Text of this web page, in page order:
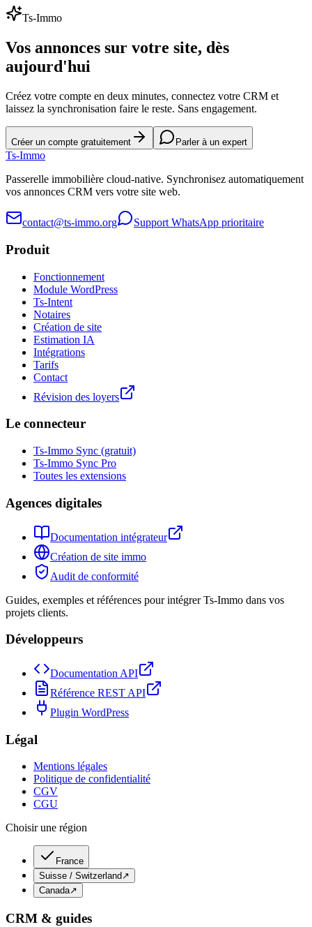
Ts-Immo
Vos annonces sur votre site, dès
aujourd'hui
Créez votre compte en deux minutes, connectez votre CRM et
laissez la synchronisation faire le reste. Sans engagement.
Créer un compte gratuitement Parler à un expert
Ts-Immo
Passerelle immobilière cloud-native. Synchronisez automatiquement
vos annonces CRM vers votre site web.
contact@ts-immo.org Support WhatsApp prioritaire
Produit
Fonctionnement
Module WordPress
Ts-Intent
Notaires
Création de site
Estimation IA
Intégrations
Tarifs
Contact
Révision des loyers
Le connecteur
Ts-Immo Sync (gratuit)
Ts-Immo Sync Pro
Toutes les extensions
Agences digitales
Documentation intégrateur
Création de site immo
Audit de conformité
Guides, exemples et références pour intégrer Ts-Immo dans vos
projets clients.
Développeurs
Documentation API
Référence REST API
Plugin WordPress
Légal
Mentions légales
Politique de confidentialité
CGV
CGU
Choisir une région
France
Suisse / Switzerland ↗
Canada↗
CRM & guides